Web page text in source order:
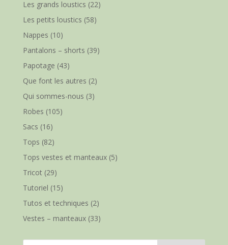
Les grands loustics (22)
Les petits loustics (58)
Nappes (10)
Pantalons – shorts (39)
Papotage (43)
Que font les autres (2)
Qui sommes-nous (3)
Robes (105)
Sacs (16)
Tops (82)
Tops vestes et manteaux(5)
Tricot(29)
Tutoriel (15)
Tutos et techniques (2)
Vestes – manteaux(33)